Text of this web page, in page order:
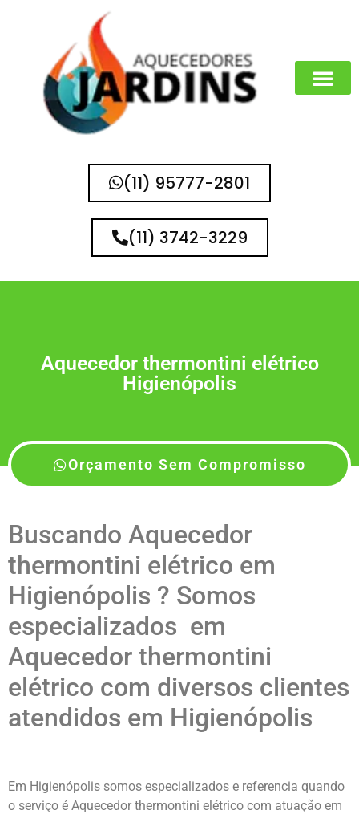
(11) 95777-2801
(11) 3742-3229
Aquecedor thermontini elétrico
Higienópolis
Orçamento Sem Compromisso
Buscando Aquecedor
thermontini elétrico em
Higienópolis ? Somos
especializados em
Aquecedor thermontini
elétrico com diversos clientes
atendidos em Higienópolis
Em Higienópolis somos especializados e referencia quando
o serviço é Aquecedor thermontini elétrico com atuação em